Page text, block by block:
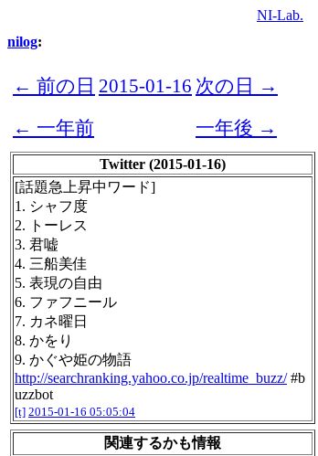
NI-Lab.
nilog:
← 前の日 2015-01-16 次の日 →
← 一年前
一年後 →
Twitter (2015-01-16)
[話題急上昇中ワード]
1. シャフ度
2. トーレス
3. 君嘘
4. 三船美佳
5. 表現の自由
6. ファフニール
7. カネ曜日
8. かをり
9. かぐや姫の物語
http://searchranking.yahoo.co.jp/realtime_buzz/#b
uzzbot
[t] 2015-01-16 05:05:04
関連するかも情報